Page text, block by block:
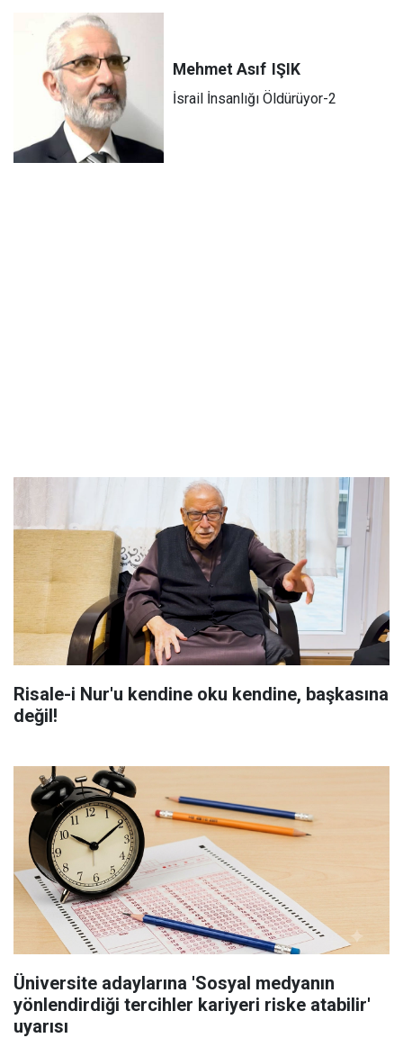
Mehmet Asıf IŞIK
İsrail İnsanlığı Öldürüyor-2
Risale-i Nur'u kendine oku kendine, başkasına
değil!
Üniversite adaylarına 'Sosyal medyanın
yönlendirdiği tercihler kariyeri riske atabilir'
uyarısı